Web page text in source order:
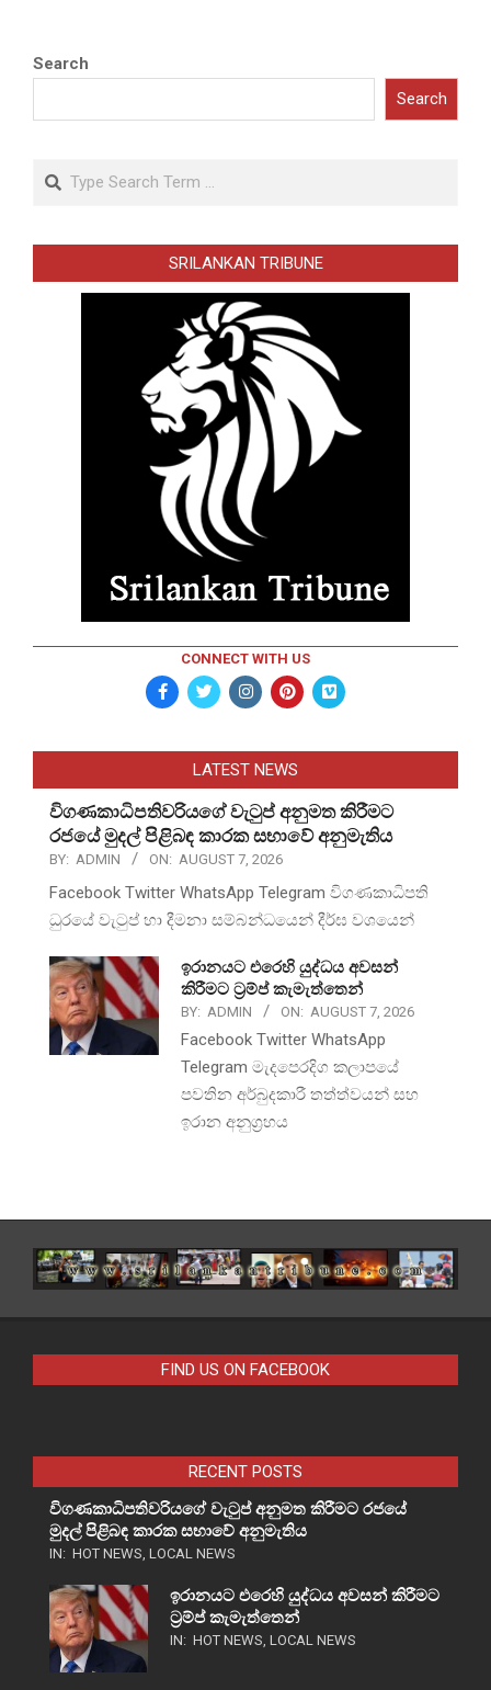
Search
Search
Search
SRILANKAN TRIBUNE
CONNECT WITH US
LATEST NEWS
විගණකාධිපතිවරියගේ වැටුප් අනුමත කිරීමට
රජයේ මුදල් පිළිබඳ කාරක සභාවේ අනුමැතිය
BY: ADMIN ON: AUGUST 7, 2026
Facebook Twitter WhatsApp Telegram විගණකාධිපති
ධුරයේ වැටුප් හා දීමනා සම්බන්ධයෙන් දීර්ඝ වශයෙන්
ඉරානයට එරෙහි යුද්ධය අවසන්
කිරීමට ට්‍රම්ප් කැමැත්තෙන්
BY: ADMIN ON: AUGUST 7, 2026
Facebook Twitter WhatsApp
Telegram මැදපෙරදිග කලාපයේ
පවතින අර්බුදකාරී තත්ත්වයන් සහ
ඉරාන අනුග්‍රහය
FIND US ON FACEBOOK
RECENT POSTS
විගණකාධිපතිවරියගේ වැටුප් අනුමත කිරීමට රජයේ
මුදල් පිළිබඳ කාරක සභාවේ අනුමැතිය
IN: HOT NEWS, LOCAL NEWS
ඉරානයට එරෙහි යුද්ධය අවසන් කිරීමට
ට්‍රම්ප් කැමැත්තෙන්
IN: HOT NEWS, LOCAL NEWS